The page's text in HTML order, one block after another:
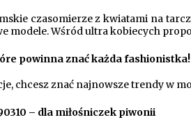
czasomierze z kwiatami na
modele. Wśród ultra kobiecych
powinna znać każda fashionistka!
chcesz znać najnowsze trendy w
– dla miłośniczek piwonii